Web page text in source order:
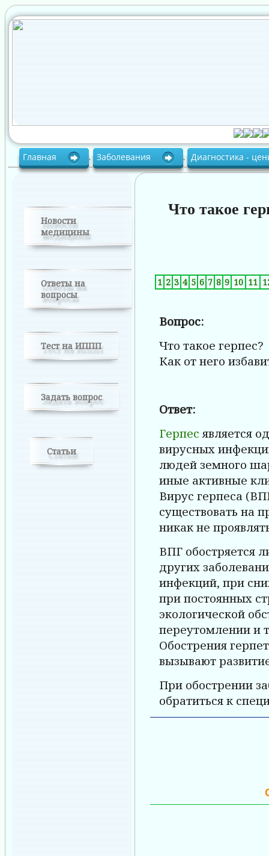
Главная . Заболевания . Диагностика -
Новости
медицины
Ответы на
вопросы
Тест на ИППП
Задать вопрос
Статьи
Что такое
1 2 3 4 5 6 7 8 9 10 11
Вопрос:
Что такое герпес?
Как от него
Ответ:
Герпес является
вирусных
людей земного
иные активные
Вирус герпеса
существовать на
никак не
ВПГ обостряется
других
инфекций, при
при постоянных
экологической
переутомлении и
Обострения
вызывают
При обострении
обратиться к